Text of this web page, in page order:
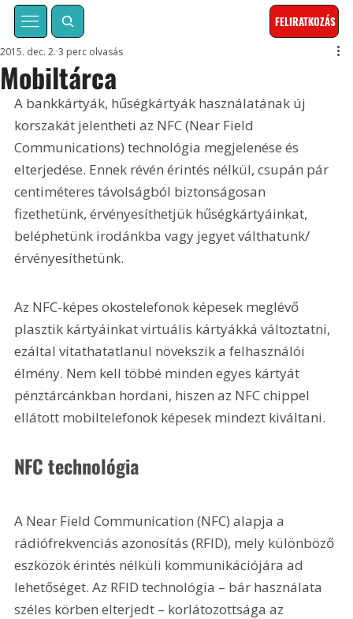
FELIRATKOZÁS
Mobiltárca
2015. dec. 2. 3 perc olvasás
A bankkártyák, hűségkártyák használatának új
korszakát jelentheti az NFC (Near Field
Communications) technológia megjelenése és
elterjedése. Ennek révén érintés nélkül, csupán pár
centiméteres távolságból biztonságosan
fizethetünk, érvényesíthetjük hűségkártyáinkat,
beléphetünk irodánkba vagy jegyet válthatunk/
érvényesíthetünk.
Az NFC-képes okostelefonok képesek meglévő
plasztik kártyáinkat virtuális kártyákká változtatni,
ezáltal vitathatatlanul növekszik a felhasználói
élmény. Nem kell többé minden egyes kártyát
pénztárcánkban hordani, hiszen az NFC chippel
ellátott mobiltelefonok képesek mindezt kiváltani.
NFC technológia
A Near Field Communication (NFC) alapja a
rádiófrekvenciás azonosítás (RFID), mely különböző
eszközök érintés nélküli kommunikációjára ad
lehetőséget. Az RFID technológia – bár használata
széles körben elterjedt – korlátozottsága az